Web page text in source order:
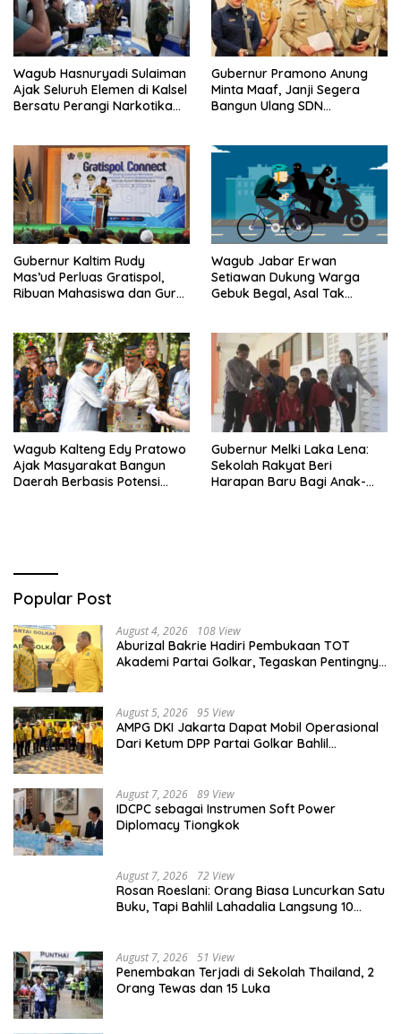
Wagub Hasnuryadi Sulaiman
Ajak Seluruh Elemen di Kalsel
Bersatu Perangi Narkotika
Gubernur Pramono Anung
Minta Maaf, Janji Segera
Bangun Ulang SDN
Gubernur Kaltim Rudy
Mas’ud Perluas Gratispol,
Ribuan Mahasiswa dan Guru
Wagub Jabar Erwan
Setiawan Dukung Warga
Gebuk Begal, Asal Tak
Wagub Kalteng Edy Pratowo
Ajak Masyarakat Bangun
Daerah Berbasis Potensi
Gubernur Melki Laka Lena:
Sekolah Rakyat Beri
Harapan Baru Bagi Anak-
Popular Post
August 4, 2026 108 View
Aburizal Bakrie Hadiri Pembukaan TOT
Akademi Partai Golkar, Tegaskan Pentingnya
August 5, 2026 95 View
AMPG DKI Jakarta Dapat Mobil Operasional
Dari Ketum DPP Partai Golkar Bahlil
August 7, 2026 89 View
IDCPC sebagai Instrumen Soft Power
Diplomacy Tiongkok
August 7, 2026 72 View
Rosan Roeslani: Orang Biasa Luncurkan Satu
Buku, Tapi Bahlil Lahadalia Langsung 10
August 7, 2026 51 View
Penembakan Terjadi di Sekolah Thailand, 2
Orang Tewas dan 15 Luka